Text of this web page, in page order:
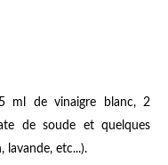
ml de vinaigre blanc, 2
de soude et quelques
lavande, etc...).